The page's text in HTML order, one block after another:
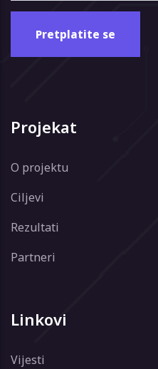
Projekat
O projektu
Ciljevi
Rezultati
Partneri
Linkovi
Vijesti